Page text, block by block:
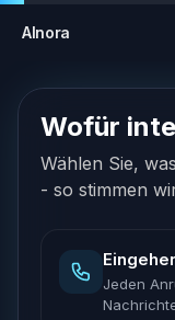
AInora
Wofür
Wählen Sie,
- so stimmen
Jeden